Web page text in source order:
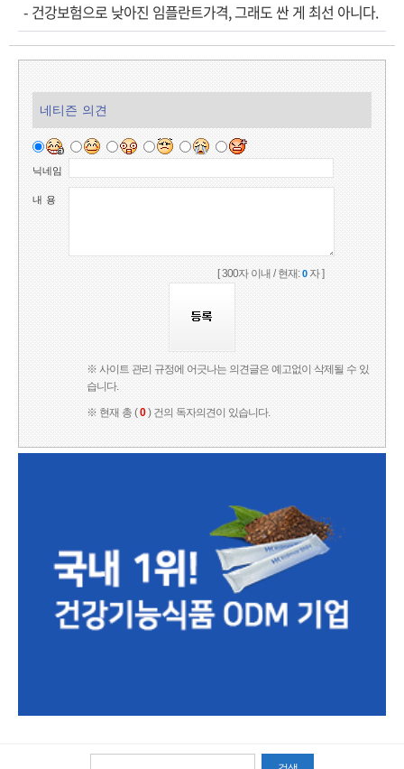
- 건강보험으로 낮아진 임플란트가격, 그래도 싼 게 최선 아니다.
네티즌 의견
닉네임
내 용
[ 300자 이내 / 현재:0자 ]
※ 사이트 관리 규정에 어긋나는 의견글은 예고없이 삭제될 수 있
습니다.
※ 현재 총 (0) 건의 독자의견이 있습니다.